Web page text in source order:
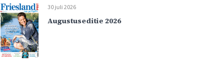
30 juli 2026
Augustuseditie 2026